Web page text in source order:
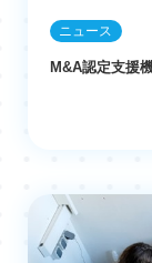
ニュース
M&A認定支援